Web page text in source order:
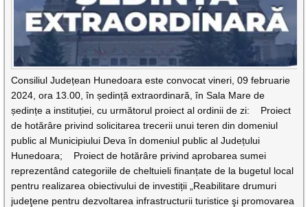
Consiliul Județean Hunedoara este convocat vineri, 09 februarie
2024, ora 13.00, în ședință extraordinară, în Sala Mare de
ședințe a instituției, cu următorul proiect al ordinii de zi: Proiect
de hotărâre privind solicitarea trecerii unui teren din domeniul
public al Municipiului Deva în domeniul public al Județului
Hunedoara; Proiect de hotărâre privind aprobarea sumei
reprezentând categoriile de cheltuieli finanțate de la bugetul local
pentru realizarea obiectivului de investiții „Reabilitare drumuri
judeţene pentru dezvoltarea infrastructurii turistice şi promovarea